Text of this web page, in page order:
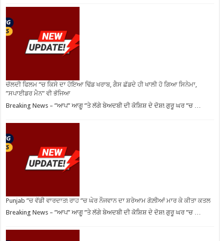
ਚੱਲਦੀ ਫਿਲਮ ”ਚ ਕਿਸੇ ਦਾ ਹੋਇਆ ਢਿੱਡ ਖਰਾਬ, ਗੈਸ ਛੱਡਦੇ ਹੀ ਖਾਲੀ ਹੋ ਗਿਆ ਸਿਨੇਮਾ,
”ਸਪਾਈਡਰ ਮੈਨ” ਵੀ ਭੱਜਿਆ
Breaking News – ”ਆਪ” ਆਗੂ ”ਤੇ ਲੱਗੇ ਬੇਅਦਬੀ ਦੀ ਕੋਸ਼ਿਸ਼ ਦੇ ਦੋਸ਼! ਗੁਰੂ ਘਰ ”ਚ …
Punjab ”ਚ ਵੱਡੀ ਵਾਰਦਾਤ! ਰਾਹ ”ਚ ਘੇਰ ਨੌਜਵਾਨ ਦਾ ਸ਼ਰੇਆਮ ਗੋਲ਼ੀਆਂ ਮਾਰ ਕੇ ਕੀਤਾ ਕਤਲ
Breaking News – ”ਆਪ” ਆਗੂ ”ਤੇ ਲੱਗੇ ਬੇਅਦਬੀ ਦੀ ਕੋਸ਼ਿਸ਼ ਦੇ ਦੋਸ਼! ਗੁਰੂ ਘਰ ”ਚ …